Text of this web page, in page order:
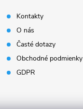
Kontakty
O nás
Časté dotazy
Obchodné podmienky
GDPR